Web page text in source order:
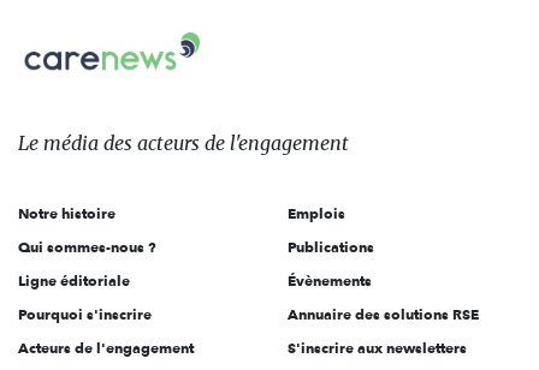
sur:
Le
des
l'engagement
Le média des acteurs de l'engagement
Notre histoire
Qui sommes-nous ?
Ligne éditoriale
Pourquoi s'inscrire
Acteurs de l'engagement
Emplois
Publications
Évènements
Annuaire des solutions RSE
S'inscrire aux newsletters